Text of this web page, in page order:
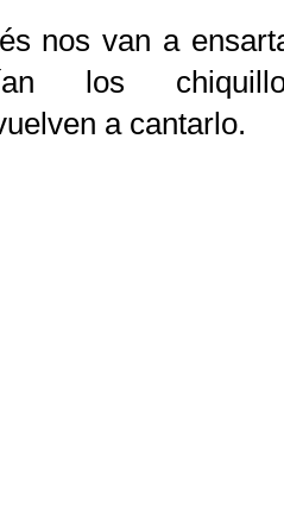
nos van a
los
a cantarlo.